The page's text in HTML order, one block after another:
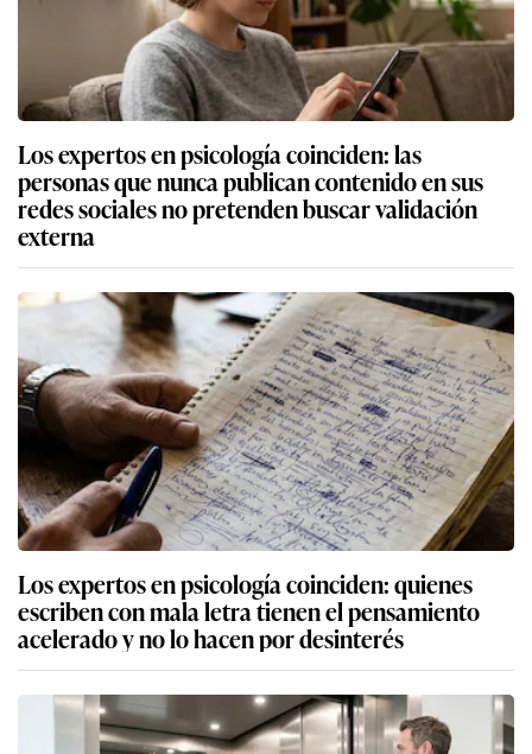
Los expertos en psicología coinciden: las
personas que nunca publican contenido en sus
redes sociales no pretenden buscar validación
externa
Los expertos en psicología coinciden: quienes
escriben con mala letra tienen el pensamiento
acelerado y no lo hacen por desinterés